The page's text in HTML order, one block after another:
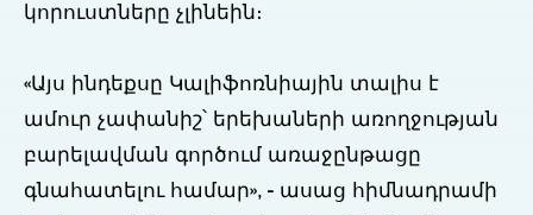
կորուստները չլինեին։
«Այս ինդեքսը Կալիֆոռնիային տալիս է
ամուր չափանիշ՝ երեխաների առողջության
բարելավման գործում առաջընթացը
գնահատելու համար», - ասաց հիմնադրամի